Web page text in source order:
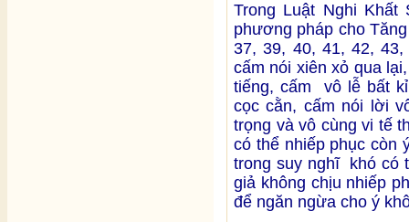
Trong Luật Nghi
phương pháp cho
37, 39, 40, 41, 42,
cấm nói xiên xỏ qua
tiếng, cấm vô lễ bất
cọc cằn, cấm nói lời
trọng và vô cùng vi tế
có thể nhiếp phục còn
trong suy nghĩ khó có
giả không chịu nhiếp
để ngăn ngừa cho ý